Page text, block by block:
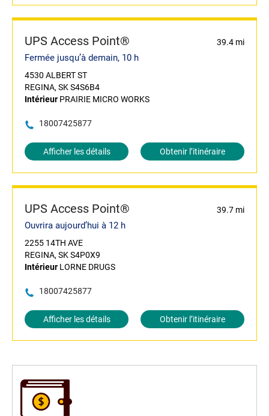
UPS Access Point® 39.4 mi
Fermée jusqu’à demain, 10 h
4530 ALBERT ST
REGINA, SK S4S6B4
Intérieur PRAIRIE MICRO WORKS
18007425877
Afficher les détails Obtenir l’itinéraire
UPS Access Point® 39.7 mi
Ouvrira aujourd’hui à 12 h
2255 14TH AVE
REGINA, SK S4P0X9
Intérieur LORNE DRUGS
18007425877
Afficher les détails Obtenir l’itinéraire